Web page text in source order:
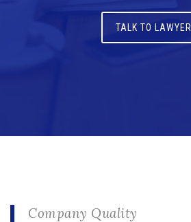
TALK TO LAWYER
Company Quality